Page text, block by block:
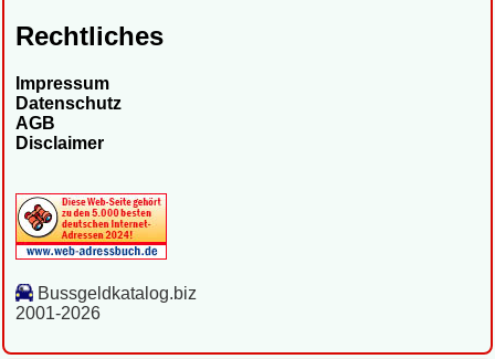
Rechtliches
Impressum
Datenschutz
AGB
Disclaimer
Bussgeldkatalog.biz
2001-2026